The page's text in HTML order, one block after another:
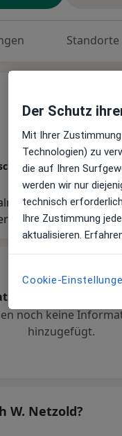
Standorte
Top 5
Juni 2022
über
noch keine
hinzugefügt.
W. Netzold?
Der Schutz
Mit Ihrer
Technologien) zu
die auf Ihren
werden wir nur
technisch
Ihre Zustimmung
aktualisieren.
Cookie-